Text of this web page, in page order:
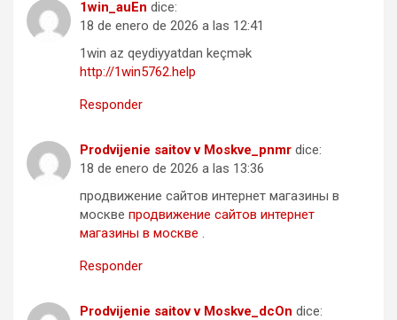
1win_auEn dice:
18 de enero de 2026 a las 12:41
1win az qeydiyyatdan keçmək
http://1win5762.help
Responder
Prodvijenie saitov v Moskve_pnmr dice:
18 de enero de 2026 a las 13:36
продвижение сайтов интернет магазины в
москве продвижение сайтов интернет
магазины в москве .
Responder
Prodvijenie saitov v Moskve_dcOn dice: